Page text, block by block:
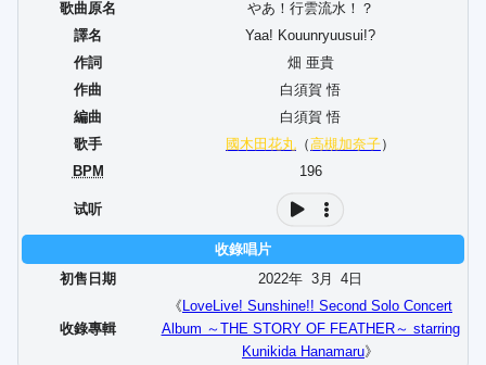
歌曲原名
やあ！行雲流水！？
譯名
Yaa! Kouunryuusui!?
作詞
畑 亜貴
作曲
白須賀 悟
編曲
白須賀 悟
歌手
國木田花丸 （高槻加奈子）
BPM
196
试听
收錄唱片
初售日期
2022年 3月 4 日
收錄專輯
《 LoveLive! Sunshine!! Second Solo Concert
Album ～THE STORY OF FEATHER～ starring
Kunikida Hanamaru》